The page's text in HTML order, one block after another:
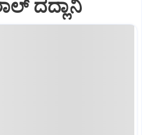
ದದ್ಲಾನಿ